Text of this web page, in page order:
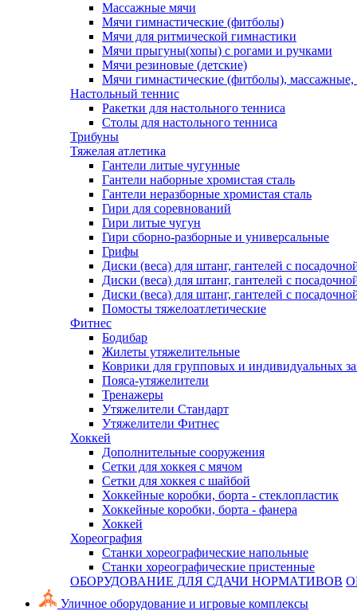
Массажные мячи
Мячи гимнастические (фитболы)
Мячи для ритмической гимнастики
Мячи прыгуны(хопы) с рогами и ручками
Мячи резиновые (детские)
Мячи гимнастические (фитболы),
Настольный теннис
Ракетки для настольного тенниса
Столы для настольного тенниса
Трибуны
Тяжелая атлетика
Гантели литые чугунные
Гантели наборные хромистая сталь
Гантели неразборные хромистая сталь
Гири для соревнований
Гири литые чугун
Гири сборно-разборные и универсальные
Грифы
Диски (веса) для штанг, гантелей с
Диски (веса) для штанг, гантелей с
Диски (веса) для штанг, гантелей с
Помосты тяжелоатлетические
Фитнес
Бодибар
Жилеты утяжелительные
Коврики для групповых и индивидуальных
Пояса-утяжелители
Тренажеры
Утяжелители Стандарт
Утяжелители Фитнес
Хоккей
Дополнительные сооружения
Сетки для хоккея с мячом
Сетки для хоккея с шайбой
Хоккейные коробки, борта - стеклопластик
Хоккейные коробки, борта - фанера
Хоккей
Хореография
Станки хореографические напольные
Станки хореографические пристенные
ОБОРУДОВАНИЕ ДЛЯ СДАЧИ НОРМАТИВОВ
Уличное оборудование и игровые комплексы